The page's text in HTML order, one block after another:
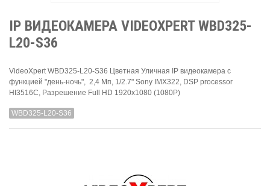
IP ВИДЕОКАМЕРА VIDEOXPERT WBD325-
L20-S36
VideoXpert WBD325-L20-S36 Цветная Уличная IP видеокамера с
функцией "день-ночь", 2,4 Мп, 1/2.7" Sony IMX322, DSP processor
HI3516C, Разрешение Full HD 1920х1080 (1080Р)
WBD325-L20-S36